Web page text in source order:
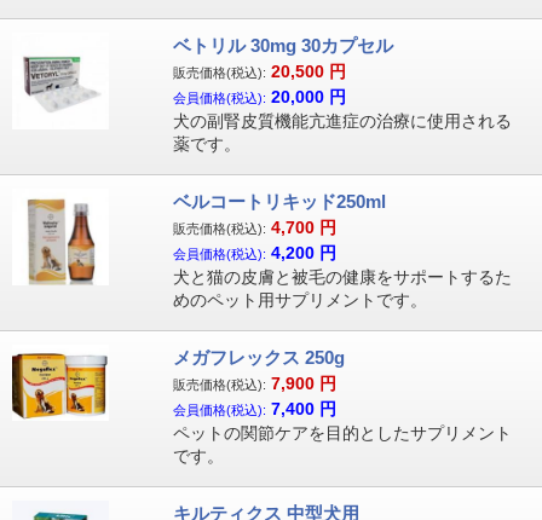
ベトリル 30mg 30カプセル
販売価格(税込): 20,500 円
会員価格(税込): 20,000 円
犬の副腎皮質機能亢進症の治療に使用される
薬です。
ベルコートリキッド250ml
販売価格(税込): 4,700 円
会員価格(税込): 4,200 円
犬と猫の皮膚と被毛の健康をサポートするた
めのペット用サプリメントです。
メガフレックス 250g
販売価格(税込): 7,900 円
会員価格(税込): 7,400 円
ペットの関節ケアを目的としたサプリメント
です。
キルティクス 中型犬用